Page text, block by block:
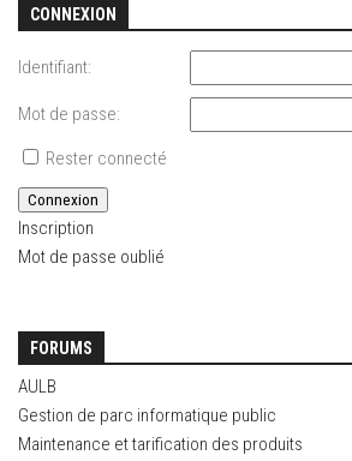
CONNEXION
Identifiant:
Mot de passe:
Rester connecté
Connexion
Inscription
Mot de passe oublié
FORUMS
AULB
Gestion de parc informatique public
Maintenance et tarification des produits